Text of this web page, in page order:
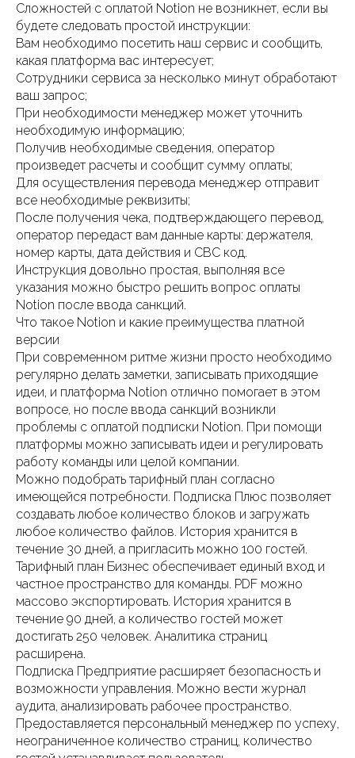
Сложностей с оплатой Notion не возникнет, если вы
будете следовать простой инструкции:
Вам необходимо посетить наш сервис и сообщить,
какая платформа вас интересует;
Сотрудники сервиса за несколько минут обработают
ваш запрос;
При необходимости менеджер может уточнить
необходимую информацию;
Получив необходимые сведения, оператор
произведет расчеты и сообщит сумму оплаты;
Для осуществления перевода менеджер отправит
все необходимые реквизиты;
После получения чека, подтверждающего перевод,
оператор передаст вам данные карты: держателя,
номер карты, дата действия и СВС код.
Инструкция довольно простая, выполняя все
указания можно быстро решить вопрос оплаты
Notion после ввода санкций.
Что такое Notion и какие преимущества платной
версии
При современном ритме жизни просто необходимо
регулярно делать заметки, записывать приходящие
идеи, и платформа Notion отлично помогает в этом
вопросе, но после ввода санкций возникли
проблемы с оплатой подписки Notion. При помощи
платформы можно записывать идеи и регулировать
работу команды или целой компании.
Можно подобрать тарифный план согласно
имеющейся потребности. Подписка Плюс позволяет
создавать любое количество блоков и загружать
любое количество файлов. История хранится в
течение 30 дней, а пригласить можно 100 гостей.
Тарифный план Бизнес обеспечивает единый вход и
частное пространство для команды. PDF можно
массово экспортировать. История хранится в
течение 90 дней, а количество гостей может
достигать 250 человек. Аналитика страниц
расширена.
Подписка Предприятие расширяет безопасность и
возможности управления. Можно вести журнал
аудита, анализировать рабочее пространство.
Предоставляется персональный менеджер по успеху,
неограниченное количество страниц, количество